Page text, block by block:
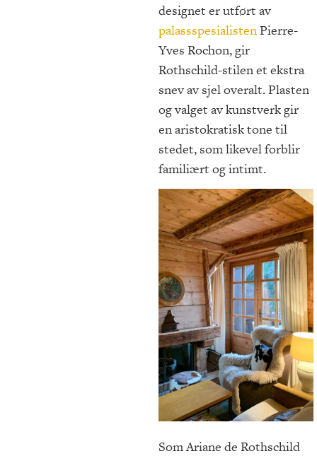
designet er utført av
palassspesialistenPierre-
Yves Rochon, gir
Rothschild-stilen et ekstra
snev av sjel overalt. Plasten
og valget av kunstverk gir
en aristokratisk tone til
stedet, som likevel forblir
familiært og intimt.
Som Ariane de Rothschild